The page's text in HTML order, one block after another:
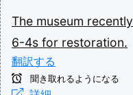
The museum recently
6-4s for restoration.
翻訳する
聞き取れるようになる